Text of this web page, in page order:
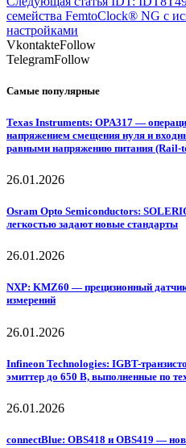
семейства FemtoClock® NG с
настройками
VkontakteFollow
TelegramFollow
Самые популярные
Texas Instruments: OPA317 —
напряжением смещения нуля и
равными напряжению питания (Rail-
26.01.2026
Osram Opto Semiconductors:
легкостью задают новые стандарты
26.01.2026
NXP: KMZ60 — прецизионный
измерений
26.01.2026
Infineon Technologies: IGBT-
эмиттер до 650 В, выполненные по
26.01.2026
connectBlue: OBS418 и OBS419 —